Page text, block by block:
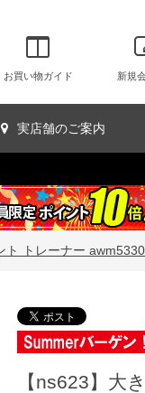
お買い物ガイド 新規
実店舗のご案内
ト トレーナー
【ns623】大